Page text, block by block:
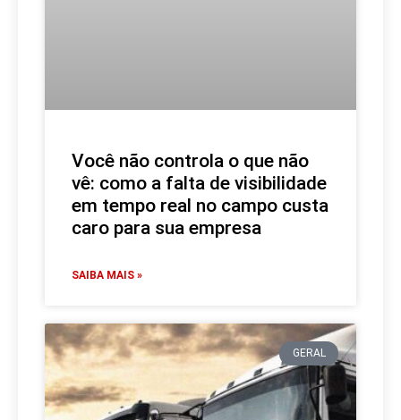
Você não controla o que não
vê: como a falta de visibilidade
em tempo real no campo custa
caro para sua empresa
SAIBA MAIS »
GERAL